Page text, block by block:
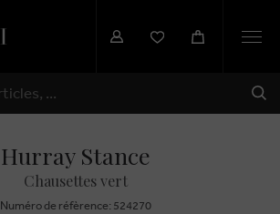
Hurray Stance
Chausettes vert
Numéro de réfèrence: 524270